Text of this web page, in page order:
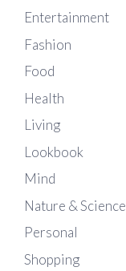
Entertainment
Fashion
Food
Health
Living
Lookbook
Mind
Nature & Science
Personal
Shopping